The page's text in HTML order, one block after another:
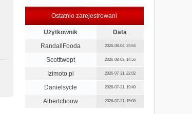
Ostatnio zarejestrowani
Użytkownik
Data
RandallFooda
2026-08-04, 23:54
Scotttwept 2026-08-03, 14:56
Izimoto.pl 2026-07-31, 22:02
Danielsycle 2026-07-31, 19:49
Albertchoow 2026-07-31, 15:08